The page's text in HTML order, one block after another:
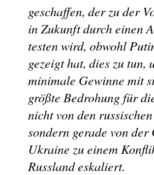
geschaffen, der zu der
in Zukunft durch einen
testen wird, obwohl
gezeigt hat, dies zu tun,
minimale Gewinne mit
größte Bedrohung für
nicht von den
sondern gerade von
Ukraine zu einem
Russland eskaliert.